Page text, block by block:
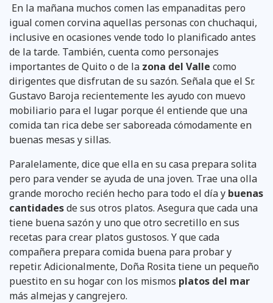
En la mañana muchos comen las empanaditas pero
igual comen corvina aquellas personas con chuchaqui,
inclusive en ocasiones vende todo lo planificado antes
de la tarde. También, cuenta como personajes
importantes de Quito o de la zona del Valle como
dirigentes que disfrutan de su sazón. Señala que el Sr.
Gustavo Baroja recientemente les ayudo con muevo
mobiliario para el lugar porque él entiende que una
comida tan rica debe ser saboreada cómodamente en
buenas mesas y sillas.
Paralelamente, dice que ella en su casa prepara solita
pero para vender se ayuda de una joven. Trae una olla
grande morocho recién hecho para todo el día y buenas
cantidadesde sus otros platos. Asegura que cada una
tiene buena sazón y uno que otro secretillo en sus
recetas para crear platos gustosos. Y que cada
compañera prepara comida buena para probar y
repetir. Adicionalmente, Doña Rosita tiene un pequeño
puestito en su hogar con los mismos platos del mar
más almejas y cangrejero.